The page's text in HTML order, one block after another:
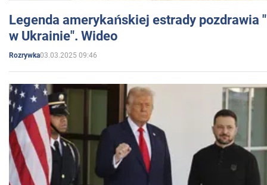
Legenda amerykańskiej estrady pozdrawia
w Ukrainie". Wideo
Rozrywka03.03.2025 09:46